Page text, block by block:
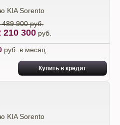
489 900 руб.
210 300 руб.
руб. в месяц
Купить в кредит